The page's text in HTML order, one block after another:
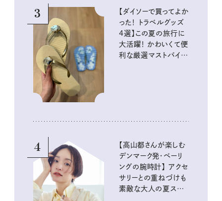
3
【ダイソーで買ってよか
った！ トラベルグッズ
4選】この夏の旅行に
大活躍！ かわいくて便
利な厳選マストバイア
4
【高山都さんが楽しむ
デンマーク発・ベーリ
ングの腕時計】 アクセ
サリーとの重ねづけも
素敵な大人の夏スタイ